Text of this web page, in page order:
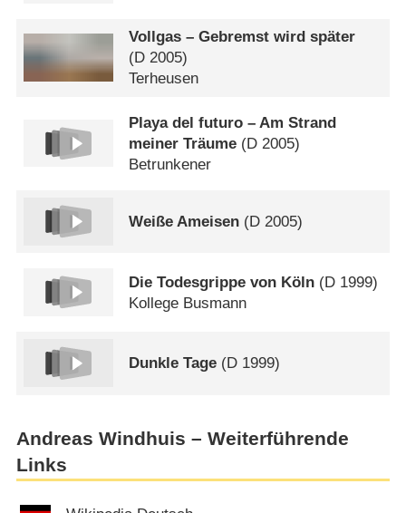
Vollgas – Gebremst wird später
(D 2005)
Terheusen
Playa del futuro – Am Strand
meiner Träume (D 2005)
Betrunkener
Weiße Ameisen (D 2005)
Die Todesgrippe von Köln (D 1999)
Kollege Busmann
Dunkle Tage (D 1999)
Andreas Windhuis – Weiterführende
Links